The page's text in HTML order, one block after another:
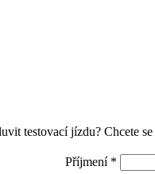
testovací jízdu? Chcete
Příjmení *